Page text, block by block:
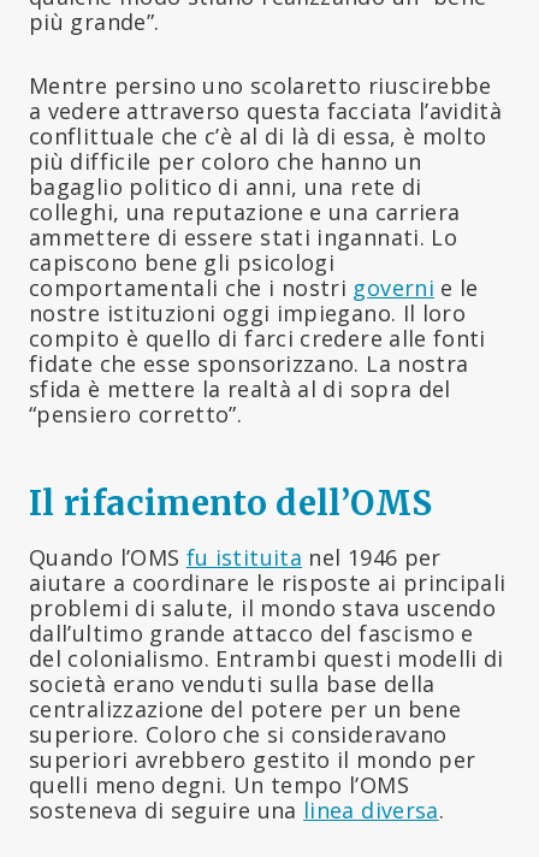
più grande”.
Mentre persino uno scolaretto riuscirebbe
a vedere attraverso questa facciata l’avidità
conflittuale che c’è al di là di essa, è molto
più difficile per coloro che hanno un
bagaglio politico di anni, una rete di
colleghi, una reputazione e una carriera
ammettere di essere stati ingannati. Lo
capiscono bene gli psicologi
comportamentali che i nostri governi e le
nostre istituzioni oggi impiegano. Il loro
compito è quello di farci credere alle fonti
fidate che esse sponsorizzano. La nostra
sfida è mettere la realtà al di sopra del
“pensiero corretto”.
Il rifacimento dell’OMS
Quando l’OMS fu istituita nel 1946 per
aiutare a coordinare le risposte ai principali
problemi di salute, il mondo stava uscendo
dall’ultimo grande attacco del fascismo e
del colonialismo. Entrambi questi modelli di
società erano venduti sulla base della
centralizzazione del potere per un bene
superiore. Coloro che si consideravano
superiori avrebbero gestito il mondo per
quelli meno degni. Un tempo l’OMS
sosteneva di seguire una linea diversa.